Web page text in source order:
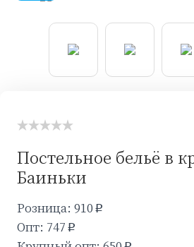
Постельное бельё в
Баиньки
Розница: 910 p
Опт: 747 p